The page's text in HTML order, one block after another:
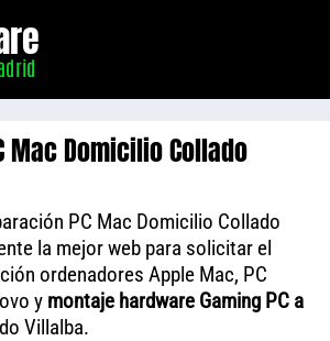
Mac Domicilio Collado
PC Mac Domicilio Collado
la mejor web para solicitar el
ordenadores Apple Mac, PC
y montaje hardware Gaming PC a
Villalba.